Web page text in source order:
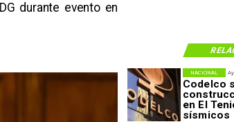
durante evento en
Codelco
en El
sísmicos
NACIONAL